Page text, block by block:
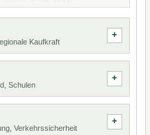
Kaufkraft
Schulen
Verkehrssicherheit